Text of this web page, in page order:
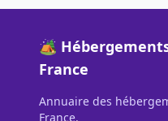
🏕️
France
Annuaire des
France.